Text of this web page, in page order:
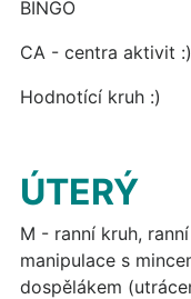
BINGO
CA - centra aktivit :)
Hodnotící kruh :)
ÚTERÝ
M - ranní kruh,
manipulace s
dospělákem